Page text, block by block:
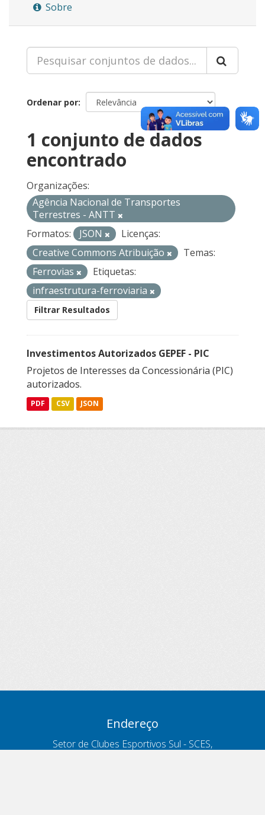
Sobre
Ordenar por
1 conjunto de dados
encontrado
Organizações:
Agência Nacional de Transportes
Terrestres - ANTT
Formatos:
JSON
Licenças:
Creative Commons Atribuição
Temas:
Ferrovias
Etiquetas:
infraestrutura-ferroviaria
Filtrar Resultados
Investimentos Autorizados GEPEF - PIC
Projetos de Interesses da Concessionária (PIC)
autorizados.
PDF CSV JSON
Endereço
Setor de Clubes Esportivos Sul - SCES,